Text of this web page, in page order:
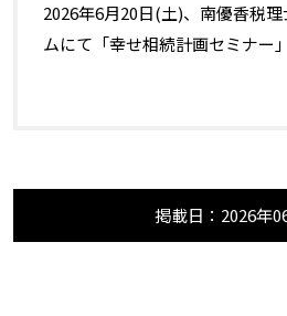
2026年6月20日(土)、南優香税
ムにて「幸せ相続計画セミナー
掲載日：2026年